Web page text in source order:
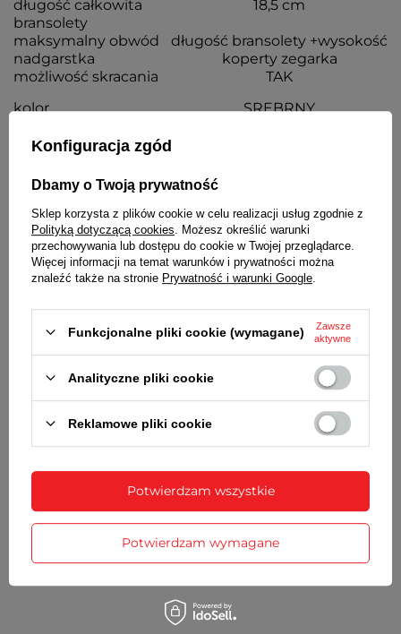
długość całkowita
bransolety
18,5 cm
maksymalny obwód
nadgarstka
długość bransolety +wysokość
koperty zegarka
możliwość skracania
TAK
kolor
SREBRNY
grubość bransolety
Wraz z bransoletą otrzymasz:
dowód zakupu - paragon lub fakturę VAT
komplet teleskopów
SZCZEGÓŁOWE DANE
OPINIE (0)
Potrzebujesz pomocy? Masz pytania?
Zadaj pytanie a my odpowiemy
odpowiedzi publikując dla innych.
ZOBACZ RÓWNIEŻ
Konfiguracja zgód
Dbamy o Twoją prywatność
Sklep korzysta z plików cookie w celu realizacji usług zgodnie z
Polityką dotyczącą cookies . Możesz określić warunki
przechowywania lub dostępu do cookie w Twojej przeglądarce.
Więcej informacji na temat warunków i prywatności można
znaleźć także na stronie Prywatność i warunki Google
Funkcjonalne pliki cookie (wymagane)
Zawsze
aktywne
Analityczne pliki cookie
Reklamowe pliki cookie
Potwierdzam wymagane
Potwierdzam wszystkie